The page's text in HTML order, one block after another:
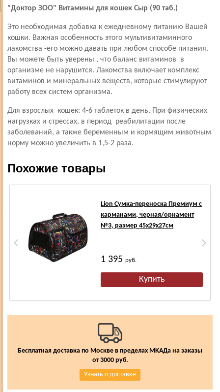
"Доктор ЗОО" Витамины для кошек Сыр (90 таб.)
Это необходимая добавка к ежедневному питанию Вашей
кошки. Важная особенность этого мультивитаминного
лакомства -его можно давать при любом способе питания.
Вы можете быть уверены , что баланс витаминов в
организме не нарушится. Лакомства включает комплекс
витаминов и минеральных веществ, которые стимулируют
работу всех систем организма.
Для взрослых кошек: 4-6 таблеток в день. При физических
нагрузках и стрессах, в период реабилитации после
заболеваний, а также беременным и кормящим животным
норму можно увеличить в 1,5-2 раза.
Похожие товары
Lion Сумка-переноска Премиум с
карманами, черная/орнамент
№3, размер 45х29х27см
1 395руб.
Бесплатная доставка по Москве в пределах МКАДа на заказы
от 3000 руб.
Узнать о доставке